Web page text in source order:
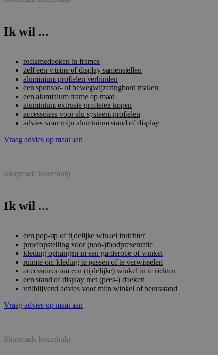
Ik wil ...
reclamedoeken in frames
zelf een vitrine of display samenstellen
aluminium profielen verbinden
een sponsor- of bewegwijzeringbord maken
een aluminium frame op maat
aluminium extrusie profielen kopen
accessoires voor alu systeem profielen
advies voor mijn aluminium stand of display
Vraag advies op maat aan
Shopmade keuzehulp
Ik wil ...
een pop-up of tijdelijke winkel inrichten
proefopstelling voor (non-)foodpresentatie
kleding ophangen in een garderobe of winkel
ruimte om kleding te passen of te verwisselen
accessoires om een (tijdelijke) winkel in te richten
een stand of display met (pees-) doeken
vrijblijvend advies voor mijn winkel of beursstand
Vraag advies op maat aan
Shopmade keuzehulp